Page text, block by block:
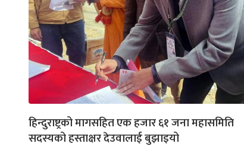
हिन्दुराष्ट्रको मागसहित एक हजार ६१ जना महासमिति
सदस्यको हस्ताक्षर देउवालाई बुझाइयो